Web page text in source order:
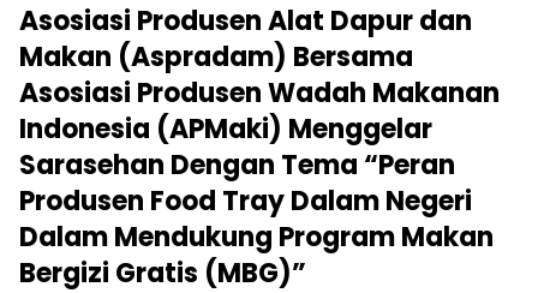
Asosiasi Produsen Alat Dapur dan
Makan (Aspradam) Bersama
Asosiasi Produsen Wadah Makanan
Indonesia (APMaki) Menggelar
Sarasehan Dengan Tema “Peran
Produsen Food Tray Dalam Negeri
Dalam Mendukung Program Makan
Bergizi Gratis (MBG)”